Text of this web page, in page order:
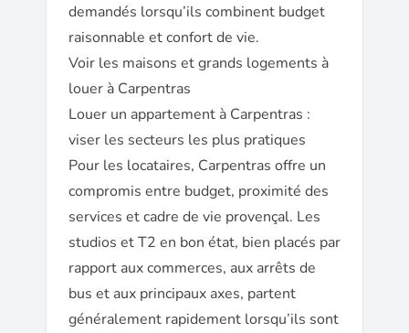
demandés lorsqu’ils combinent budget
raisonnable et confort de vie.
Voir les maisons et grands logements à
louer à Carpentras
Louer un appartement à Carpentras :
viser les secteurs les plus pratiques
Pour les locataires, Carpentras offre un
compromis entre budget, proximité des
services et cadre de vie provençal. Les
studios et T2 en bon état, bien placés par
rapport aux commerces, aux arrêts de
bus et aux principaux axes, partent
généralement rapidement lorsqu’ils sont